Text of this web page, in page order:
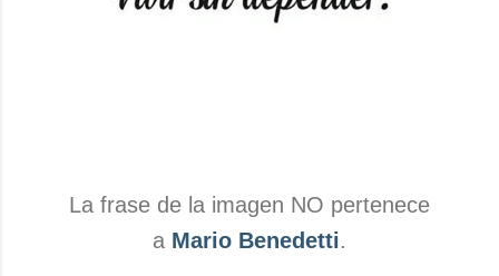
La frase de la imagen NO pertenece
a Mario Benedetti.